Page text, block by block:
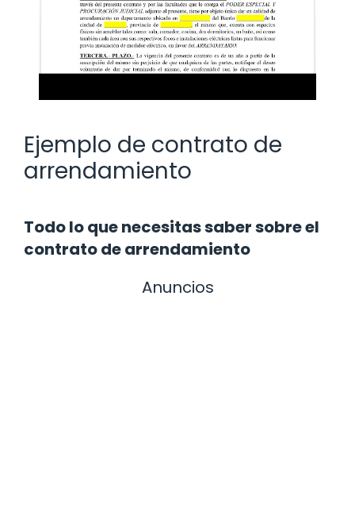
Ejemplo de contrato de
arrendamiento
Todo lo que necesitas saber sobre el
contrato de arrendamiento
Anuncios